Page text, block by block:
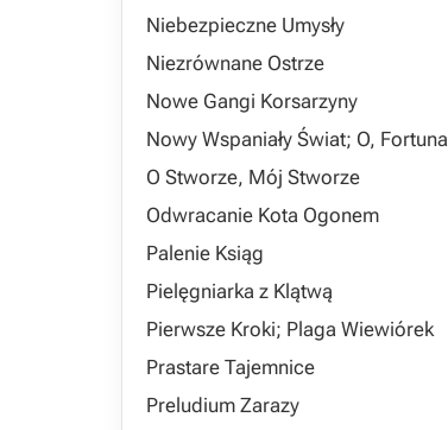
Niebezpieczne Umysły
Niezrównane Ostrze
Nowe Gangi Korsarzyny
Nowy Wspaniały Świat; O, Fortuna
O Stworze, Mój Stworze
Odwracanie Kota Ogonem
Palenie Ksiąg
Pielęgniarka z Klątwą
Pierwsze Kroki; Plaga Wiewiórek
Prastare Tajemnice
Preludium Zarazy